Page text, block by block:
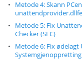
Metode 4: Skann
Metode 5: Fix
Checker (SFC)
Metode 6: Fix
Systemgjenoppretting